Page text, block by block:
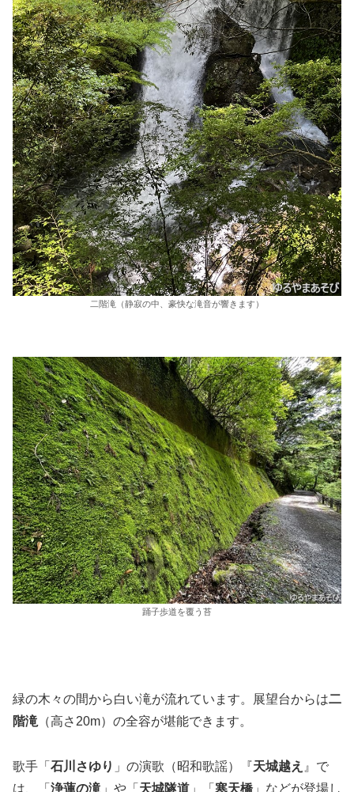
二階滝（静寂の中、豪快な滝音が響きます）
踊子歩道を覆う苔
緑の木々の間から白い滝が流れています。展望台からは二
階滝 （高さ20m）の全容が堪能できます。
歌手「 石川さゆり 」の演歌（昭和歌謡）『天城越え 』で
は、「 浄蓮の滝 」や「 天城隧道 」「 寒天橋」などが登場し